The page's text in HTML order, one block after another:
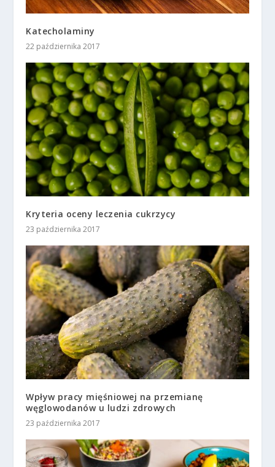
Katecholaminy
22 października 2017
Kryteria oceny leczenia cukrzycy
23 października 2017
Wpływ pracy mięśniowej na przemianę
węglowodanów u ludzi zdrowych
23 października 2017